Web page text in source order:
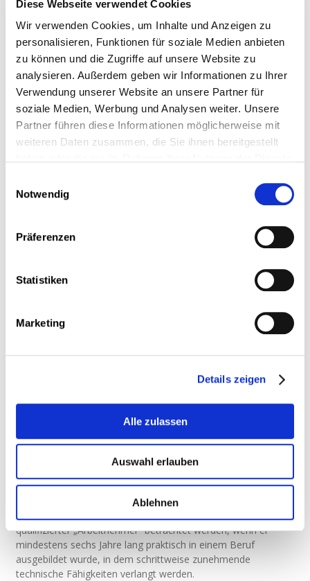
Diese Webseite verwendet Cookies
Wir verwenden Cookies, um Inhalte und Anzeigen zu
personalisieren, Funktionen für soziale Medien anbieten
zu können und die Zugriffe auf unsere Website zu
analysieren. Außerdem geben wir Informationen zu Ihrer
Verwendung unserer Website an unsere Partner für
soziale Medien, Werbung und Analysen weiter. Unsere
Partner führen diese Informationen möglicherweise mit
weiteren Daten zusammen, die Sie ihnen bereitgestellt
Notwendig
Präferenzen
Statistiken
Marketing
Details zeigen
Alle zulassen
Auswahl erlauben
Ablehnen
Arbeitnehmer sich auf den sozialen
Mindestlohn für gelernte Arbeitnehmer
berufen?
Auf den sozialen Mindestlohn für gelernte Arbeitnehmer kann
sich ein Arbeitnehmer berufen, der mindestens im Besitz der
nachstehenden Qualifikationen ist:
eines beruflichen Befähigungsnachweises
(Certificat d’aptitude technique et
Sekundarschule;
manuelle, CCM) oder eines
Berufsbefähigungszeugnisses (Certificat de
Jahren einschlägiger Berufserfahrung;
eines technischen beruflichen
mindestens 5 Jahren einschlägiger
auf den monatlichen sozialen Bruttomindestlohn für
Dieser Betrag steht auch einem Arbeitnehmer zu, der seit
mindestens 10 Jahren in dem betreffenden Beruf tätig ist,
auch wenn er keine offiziellen Zeugnisse vorweisen kann.
(Arrêt de la Cour d’appel du 27 juin 2013, n°26885 du rôle,
InfosJuridiques N°7/2013-3)
In Berufen, in denen die Ausbildung nicht mit einer offiziellen
Bescheinigung abgeschlossen wird, kann ein Arbeitnehmer als
qualifizierter „Arbeitnehmer“ betrachtet werden, wenn er
mindestens sechs Jahre lang praktisch in einem Beruf
ausgebildet wurde, in dem schrittweise zunehmende
technische Fähigkeiten verlangt werden.